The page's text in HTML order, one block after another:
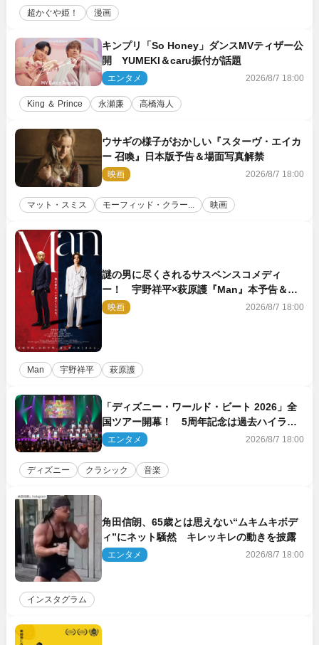
超かぐや姫！ 漫画
キンプリ「So Honey」ダンスMVティザー公
開 YUMEKI＆caru振付が話題
エンタメ 2026/8/7 18:00
King ＆ Prince 永瀬廉 高橋海人
ウサギの様子がおかしい『スターヴ・エイカ
ー 召喚』日本版予告＆場面写真解禁
映画 2026/8/7 18:00
マット・スミス モーフィッド・クラー... 映画
謎の男に尽くされるサスペンスコメディ
ー！ 宇野祥平×萩原護『Man』本予告＆新
ビジュアル解禁
映画 2026/8/7 18:00
Man 宇野祥平 萩原護
「ディズニー・ワールド・ビート 2026」全
国ツアー開幕！ 5周年記念は過去ハイライ
ト＆クルーズ旅を大満喫！【潜入レポート】
エンタメ 2026/8/7 18:00
ディズニー クラシック 音楽
角田信朗、65歳とは思えない“ムキムキボデ
ィ”にネット騒然 キレッキレの動きを披露
エンタメ 2026/8/7 18:00
インスタグラム